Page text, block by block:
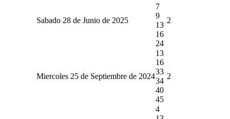
Sabado 28 de Junio de 2025
7
9
13
16
24
2
Miercoles 25 de Septiembre de 2024
13
16
33
34
40
45
2
4